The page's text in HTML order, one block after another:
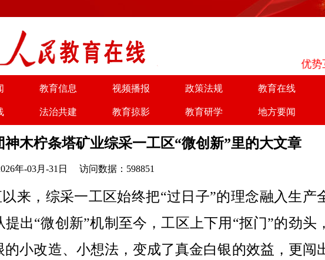
为了实现优势互补
教育信息 视频播报 政策法规 教育在线
法治共建 教育掠影 教育研学 地方要闻
广告服务 商务合作 诚聘英才
神木柠条塔矿业综采一工区“微创新”里的大文章
年-03月-31日 访问数据：598851
来，综采一工区始终把“过日子”的理念融入生产
提出“微创新”机制至今，工区上下用“抠门”的劲头，
的小改造、小想法，变成了真金白银的效益，更闯